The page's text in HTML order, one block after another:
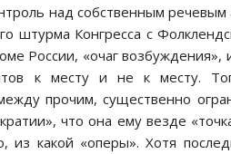
над собственным речевым
штурма Конгресса с
России, «очаг возбуждения»,
к месту и не к месту.
прочим, существенно
что она ему везде
какой «оперы». Хотя